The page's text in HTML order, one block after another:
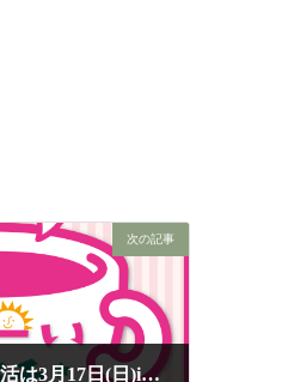
次の記事
次回のゆるーい朝活は3月17日(日)in芦屋